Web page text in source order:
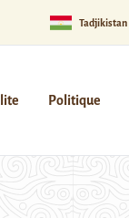
Tadjikistan
Politique